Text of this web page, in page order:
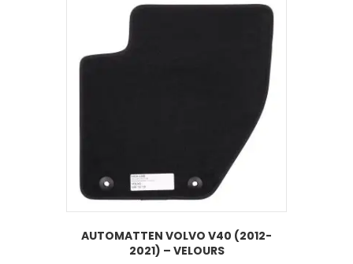
AUTOMATTEN VOLVO V40 (2012-
2021) – VELOURS